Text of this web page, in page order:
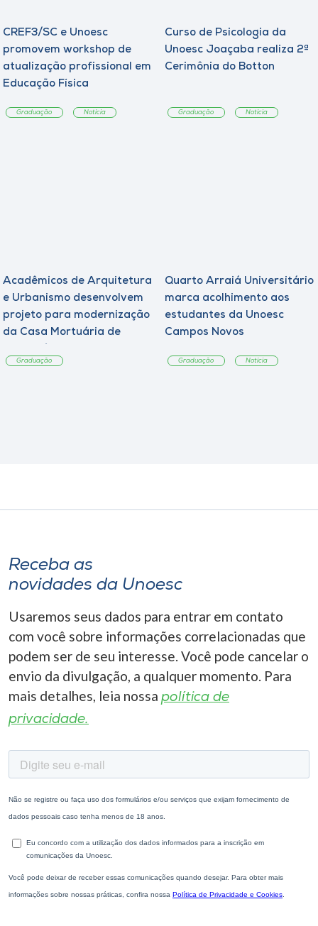
CREF3/SC e Unoesc
promovem workshop de
atualização profissional em
Educação Física
Graduação Notícia
Curso de Psicologia da
Unoesc Joaçaba realiza 2ª
Cerimônia do Botton
Graduação Notícia
Acadêmicos de Arquitetura
e Urbanismo desenvolvem
projeto para modernização
da Casa Mortuária de
Graduação
Quarto Arraiá Universitário
marca acolhimento aos
estudantes da Unoesc
Campos Novos
Graduação Notícia
Receba as
novidades da Unoesc
Usaremos seus dados para entrar em contato
com você sobre informações correlacionadas que
podem ser de seu interesse. Você pode cancelar o
envio da divulgação, a qualquer momento. Para
mais detalhes, leia nossa política de
privacidade.